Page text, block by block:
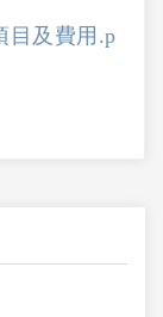
目及費用.p